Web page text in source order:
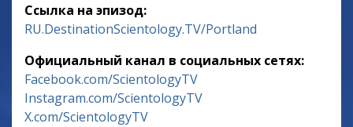
Ссылка на эпизод:
RU.DestinationScientology.TV/Portland
Официальный канал в социальных сетях:
Facebook.com/ScientologyTV
Instagram.com/ScientologyTV
X.com/ScientologyTV